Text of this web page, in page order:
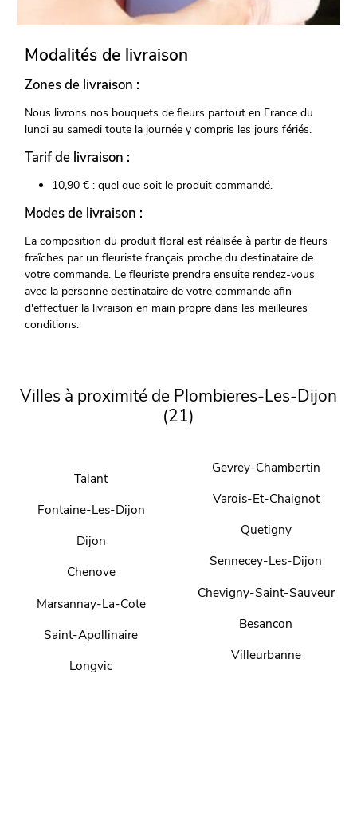
Modalités de livraison
Zones de livraison :
Nous livrons nos bouquets de fleurs partout en France du
lundi au samedi toute la journée y compris les jours fériés.
Tarif de livraison :
10,90 € : quel que soit le produit commandé.
Modes de livraison :
La composition du produit floral est réalisée à partir de fleurs
fraîches par un fleuriste français proche du destinataire de
votre commande. Le fleuriste prendra ensuite rendez-vous
avec la personne destinataire de votre commande afin
d'effectuer la livraison en main propre dans les meilleures
conditions.
Villes à proximité de Plombieres-Les-Dijon
(21)
Talant
Fontaine-Les-Dijon
Dijon
Chenove
Marsannay-La-Cote
Saint-Apollinaire
Longvic
Gevrey-Chambertin
Varois-Et-Chaignot
Quetigny
Sennecey-Les-Dijon
Chevigny-Saint-Sauveur
Besancon
Villeurbanne